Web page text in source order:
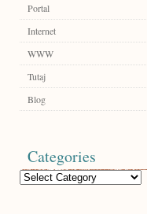
Portal
Internet
WWW
Tutaj
Blog
Categories
Categories